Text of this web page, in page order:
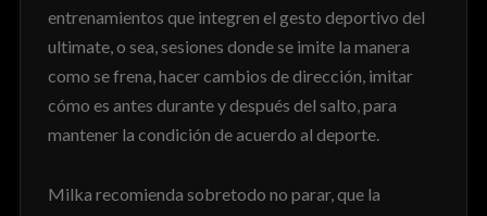
entrenamientos que integren el gesto deportivo del
ultimate, o sea, sesiones donde se imite la manera
como se frena, hacer cambios de dirección, imitar
cómo es antes durante y después del salto, para
mantener la condición de acuerdo al deporte.
Milka recomienda sobretodo no parar, que la